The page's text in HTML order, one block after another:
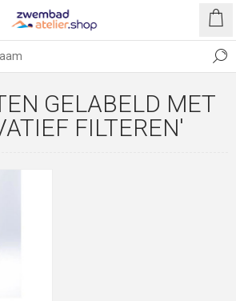
GELABELD MET
FILTEREN'